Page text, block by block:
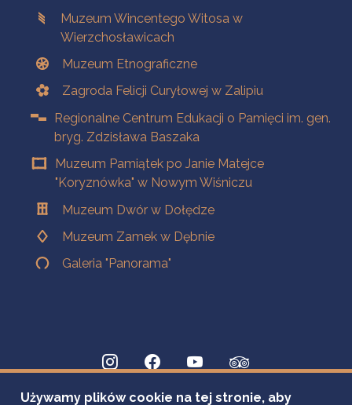
Muzeum Wincentego Witosa w
Wierzchosławicach
Muzeum Etnograficzne
Zagroda Felicji Curyłowej w Zalipiu
Regionalne Centrum Edukacji o Pamięci im. gen.
bryg. Zdzisława Baszaka
Muzeum Pamiątek po Janie Matejce
"Koryznówka" w Nowym Wiśniczu
Muzeum Dwór w Dołędze
Muzeum Zamek w Dębnie
Galeria "Panorama"
Używamy plików cookie na tej stronie, aby